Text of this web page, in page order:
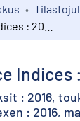
Indices
: 2016,
: 2016,